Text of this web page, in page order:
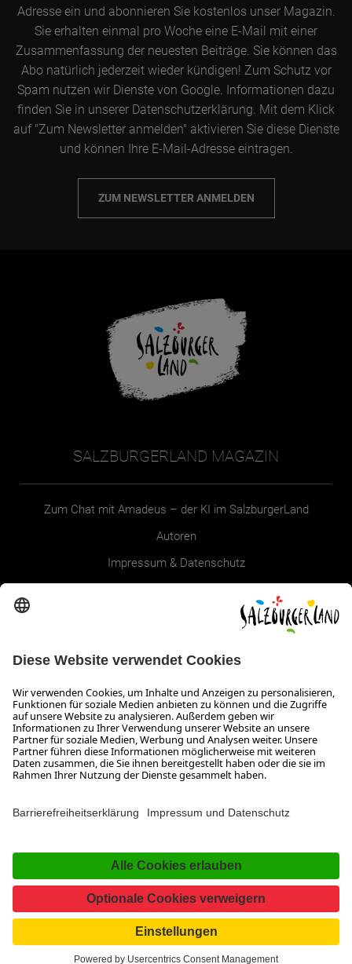
Adresse ein und abonnieren Sie kostenlos unser Magazin.
Sie erhalten einmal pro Woche eine E-Mail mit einer
Zusammenfassung der neuesten Beiträge. Sie können das
Abo natürlich jederzeit wieder kündigen! Zum Schutz vor
Spam nutzen wir Dienste von Google. Informationen dazu
finden Sie in unserer Datenschutzerklärung. Mit dem Klick
auf "Zum Newsletter anmelden" aktivieren Sie diese Dienste
und können Ihre E-Mail-Adresse eintragen.
ZUM NEWSLETTER ANMELDEN
SALZBURGERLAND MAGAZIN
Zum Chat mit Amadeus – der KI im SalzburgerLand
Autoren
Impressum & Datenschutz
SALZBURGERLAND
Infos zum Urlaub im SalzburgerLand
Veranstaltungen im SalzburgerLand
Aktuelle Urlaubsangebote
Newsroom
Presse